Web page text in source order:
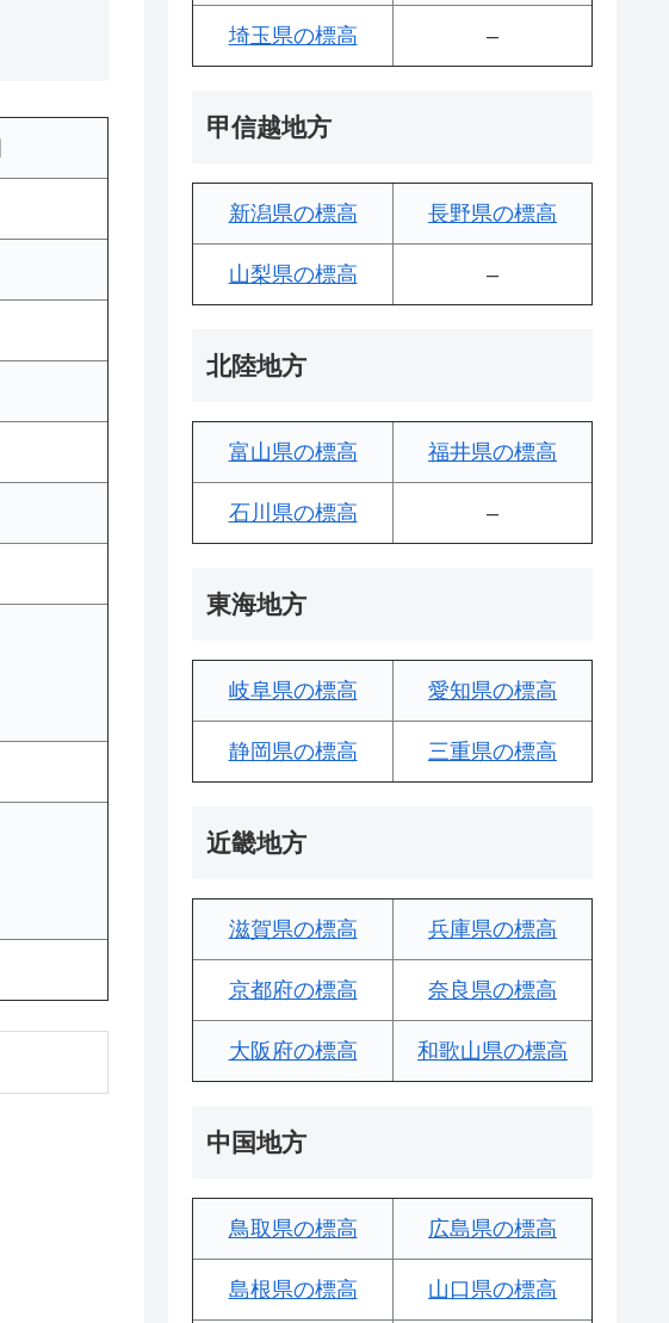
埼玉県の標高 –
甲信越地方
新潟県の標高 長野県の標高
山梨県の標高 –
北陸地方
富山県の標高 福井県の標高
石川県の標高 –
東海地方
岐阜県の標高 愛知県の標高
静岡県の標高 三重県の標高
近畿地方
滋賀県の標高 兵庫県の標高
京都府の標高 奈良県の標高
大阪府の標高 和歌山県の標高
中国地方
鳥取県の標高 広島県の標高
島根県の標高 山口県の標高